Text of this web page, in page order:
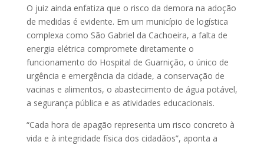
O juiz ainda enfatiza que o risco da demora na adoção
de medidas é evidente. Em um município de logística
complexa como São Gabriel da Cachoeira, a falta de
energia elétrica compromete diretamente o
funcionamento do Hospital de Guarnição, o único de
urgência e emergência da cidade, a conservação de
vacinas e alimentos, o abastecimento de água potável,
a segurança pública e as atividades educacionais.
“Cada hora de apagão representa um risco concreto à
vida e à integridade física dos cidadãos”, aponta a